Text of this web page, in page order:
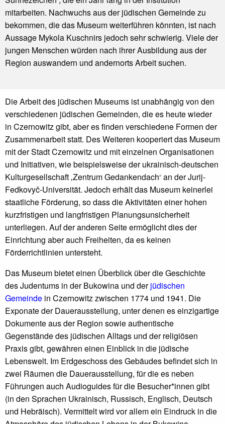
mitarbeiten. Nachwuchs aus der jüdischen Gemeinde zu
bekommen, die das Museum weiterführen könnten, ist nach
Aussage Mykola Kuschnirs jedoch sehr schwierig. Viele der
jungen Menschen würden nach ihrer Ausbildung aus der
Region auswandern und andernorts Arbeit suchen.
Die Arbeit des jüdischen Museums ist unabhängig von den
verschiedenen jüdischen Gemeinden, die es heute wieder
in Czernowitz gibt, aber es finden verschiedene Formen der
Zusammenarbeit statt. Des Weiteren kooperiert das Museum
mit der Stadt Czernowitz und mit einzelnen Organisationen
und Initiativen, wie beispielsweise der ukrainisch-deutschen
Kulturgesellschaft ‚Zentrum Gedankendach‘ an der Jurij-
Fedkovyč-Universität. Jedoch erhält das Museum keinerlei
staatliche Förderung, so dass die Aktivitäten einer hohen
kurzfristigen und langfristigen Planungsunsicherheit
unterliegen. Auf der anderen Seite ermöglicht dies der
Einrichtung aber auch Freiheiten, da es keinen
Förderrichtlinien untersteht.
Das Museum bietet einen Überblick über die Geschichte
des Judentums in der Bukowina und derjüdischen
Gemeinde in Czernowitz zwischen 1774 und 1941. Die
Exponate der Dauerausstellung, unter denen es einzigartige
Dokumente aus der Region sowie authentische
Gegenstände des jüdischen Alltags und der religiösen
Praxis gibt, gewähren einen Einblick in die jüdische
Lebenswelt. Im Erdgeschoss des Gebäudes befindet sich in
zwei Räumen die Dauerausstellung, für die es neben
Führungen auch Audioguides für die Besucher*innen gibt
(in den Sprachen Ukrainisch, Russisch, Englisch, Deutsch
und Hebräisch). Vermittelt wird vor allem ein Eindruck in die